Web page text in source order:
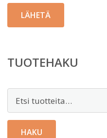
TUOTEHAKU
HAKU